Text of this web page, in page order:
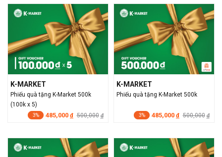
K-MARKET
Phiếu quà tặng K-Market 500k
(100k x 5)
3% 485,000 đ 500,000 đ
K-MARKET
Phiếu quà tặng K-Market 500k
3% 485,000 đ 500,000 đ